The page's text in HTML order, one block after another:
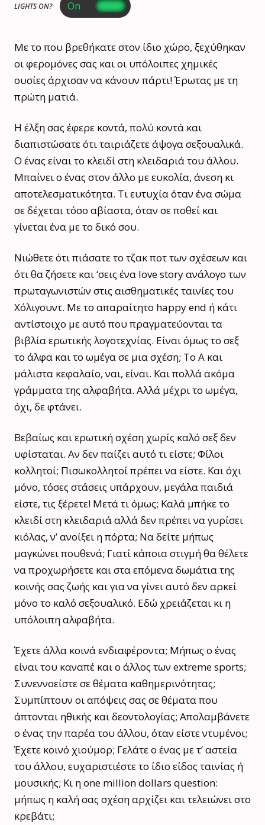
LIGHTS ON?
Με το που βρεθήκατε στον ίδιο χώρο, ξεχύθηκαν
οι φερομόνες σας και οι υπόλοιπες χημικές
ουσίες άρχισαν να κάνουν πάρτι! Έρωτας με τη
πρώτη ματιά.
Η έλξη σας έφερε κοντά, πολύ κοντά και
διαπιστώσατε ότι ταιριάζετε άψογα σεξουαλικά.
Ο ένας είναι το κλειδί στη κλειδαριά του άλλου.
Μπαίνει ο ένας στον άλλο με ευκολία, άνεση κι
αποτελεσματικότητα. Τι ευτυχία όταν ένα σώμα
σε δέχεται τόσο αβίαστα, όταν σε ποθεί και
γίνεται ένα με το δικό σου.
Νιώθετε ότι πιάσατε το τζακ ποτ των σχέσεων και
ότι θα ζήσετε και ‘σεις ένα love story ανάλογο των
πρωταγωνιστών στις αισθηματικές ταινίες του
Χόλιγουντ. Με το απαραίτητο happy end ή κάτι
αντίστοιχο με αυτό που πραγματεύονται τα
βιβλία ερωτικής λογοτεχνίας. Είναι όμως το σεξ
το άλφα και το ωμέγα σε μια σχέση; Το Α και
μάλιστα κεφαλαίο, ναι, είναι. Και πολλά ακόμα
γράμματα της αλφαβήτα. Αλλά μέχρι το ωμέγα,
όχι, δε φτάνει.
Βεβαίως και ερωτική σχέση χωρίς καλό σεξ δεν
υφίσταται. Αν δεν παίζει αυτό τι είστε; Φίλοι
κολλητοί; Πισωκολλητοί πρέπει να είστε. Και όχι
μόνο, τόσες στάσεις υπάρχουν, μεγάλα παιδιά
είστε, τις ξέρετε! Μετά τι όμως; Καλά μπήκε το
κλειδί στη κλειδαριά αλλά δεν πρέπει να γυρίσει
κιόλας, ν’ ανοίξει η πόρτα; Να δείτε μήπως
μαγκώνει πουθενά; Γιατί κάποια στιγμή θα θέλετε
να προχωρήσετε και στα επόμενα δωμάτια της
κοινής σας ζωής και για να γίνει αυτό δεν αρκεί
μόνο το καλό σεξουαλικό. Εδώ χρειάζεται κι η
υπόλοιπη αλφαβήτα.
Έχετε άλλα κοινά ενδιαφέροντα; Μήπως ο ένας
είναι του καναπέ και ο άλλος των extreme sports;
Συνεννοείστε σε θέματα καθημερινότητας;
Συμπίπτουν οι απόψεις σας σε θέματα που
άπτονται ηθικής και δεοντολογίας; Απολαμβάνετε
ο ένας την παρέα του άλλου, όταν είστε ντυμένοι;
Έχετε κοινό χιούμορ; Γελάτε ο ένας με τ’ αστεία
του άλλου, ευχαριστιέστε το ίδιο είδος ταινίας ή
μουσικής; Κι η one million dollars question:
μήπως η καλή σας σχέση αρχίζει και τελειώνει στο
κρεβάτι;